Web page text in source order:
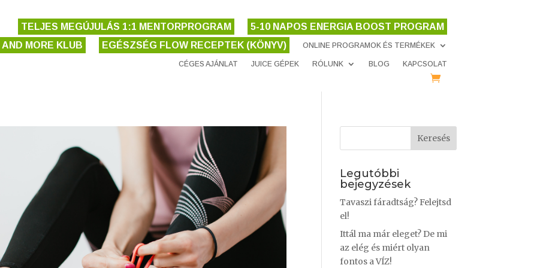
TELJES MEGÚJULÁS 1:1 MENTORPROGRAM
5-10 NAPOS ENERGIA BOOST PROGRAM
AND MORE KLUB
EGÉSZSÉG FLOW RECEPTEK (KÖNYV) ONLINE PROGRAMOK ÉS TERMÉKEK
CÉGES AJÁNLAT JUICE GÉPEK RÓLUNK BLOG KAPCSOLAT
Legutóbbi
bejegyzések
Tavaszi fáradtság? Felejtsd
el!
Ittál ma már eleget? De mi
az elég és miért olyan
fontos a VÍZ!